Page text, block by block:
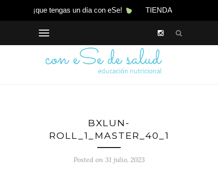
¡que tengas un día con eSe! TIENDA
BXLUN-
ROLL_1_MASTER_40_1
Posted on 31 julio, 2023